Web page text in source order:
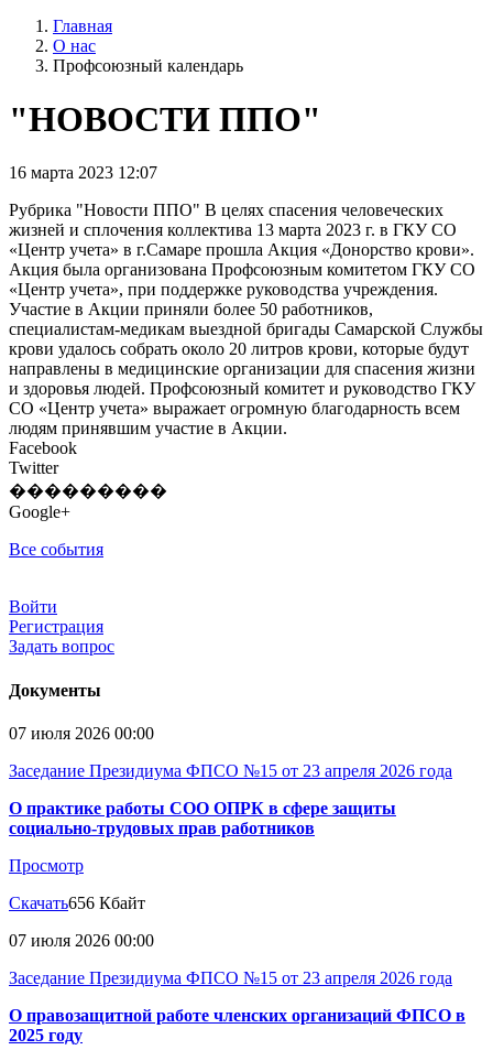
Главная
О нас
Профсоюзный календарь
"НОВОСТИ ППО"
16 марта 2023 12:07
Рубрика "Новости ППО" В целях спасения человеческих
жизней и сплочения коллектива 13 марта 2023 г. в ГКУ СО
«Центр учета» в г.Самаре прошла Акция «Донорство крови».
Акция была организована Профсоюзным комитетом ГКУ СО
«Центр учета», при поддержке руководства учреждения.
Участие в Акции приняли более 50 работников,
специалистам-медикам выездной бригады Самарской Службы
крови удалось собрать около 20 литров крови, которые будут
направлены в медицинские организации для спасения жизни
и здоровья людей. Профсоюзный комитет и руководство ГКУ
СО «Центр учета» выражает огромную благодарность всем
людям принявшим участие в Акции.
Facebook
Twitter
���������
Google+
Все события
Войти
Регистрация
Задать вопрос
Документы
07 июля 2026 00:00
Заседание Президиума ФПСО №15 от 23 апреля 2026 года
О практике работы СОО ОПРК в сфере защиты
социально-трудовых прав работников
Просмотр
Скачать656 Кбайт
07 июля 2026 00:00
Заседание Президиума ФПСО №15 от 23 апреля 2026 года
О правозащитной работе членских организаций ФПСО в
2025 году